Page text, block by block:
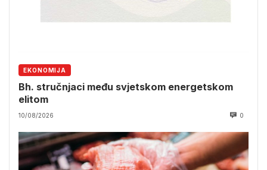
EKONOMIJA
Bh. stručnjaci među svjetskom energetskom
elitom
10/08/2026 0